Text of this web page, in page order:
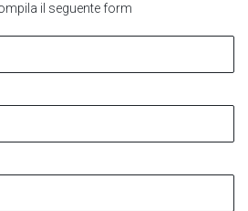
il seguente form